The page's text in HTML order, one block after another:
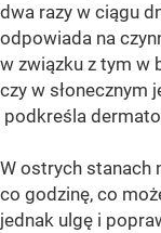
dwa razy w ciągu
odpowiada na
w związku z tym w
czy w słonecznym
podkreśla
W ostrych stanach
co godzinę, co
jednak ulgę i